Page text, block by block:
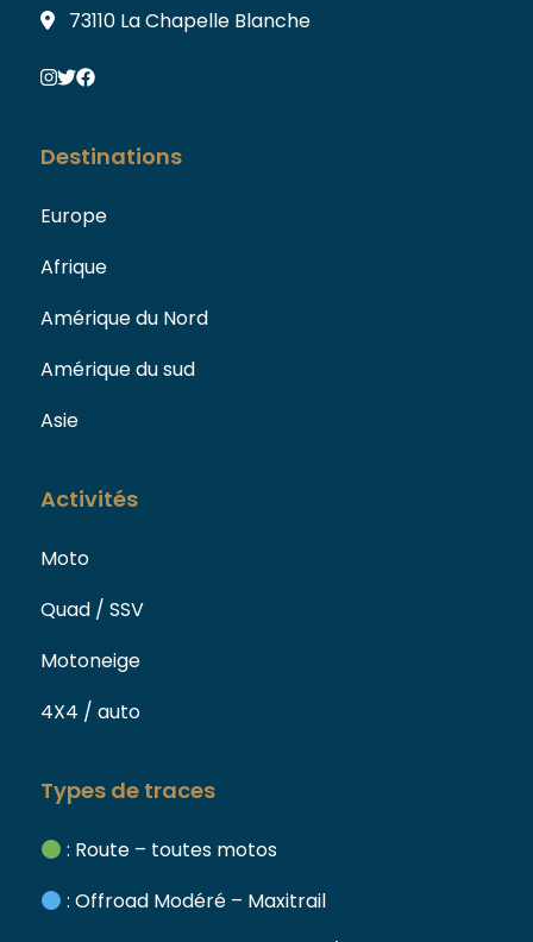
73110 La Chapelle Blanche
Destinations
Europe
Afrique
Amérique du Nord
Amérique du sud
Asie
Activités
Moto
Quad / SSV
Motoneige
4X4 / auto
Types de traces
: Route – toutes motos
: Offroad Modéré – Maxitrail